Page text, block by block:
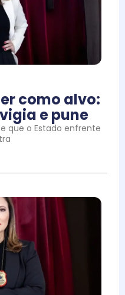
como alvo:
e pune
que o Estado enfrente